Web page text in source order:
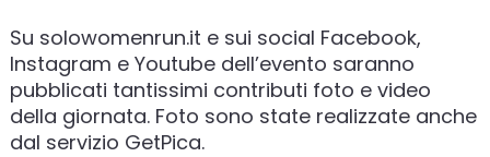
Su solowomenrun.it e sui social Facebook,
Instagram e Youtube dell’evento saranno
pubblicati tantissimi contributi foto e video
della giornata. Foto sono state realizzate anche
dal servizio GetPica.